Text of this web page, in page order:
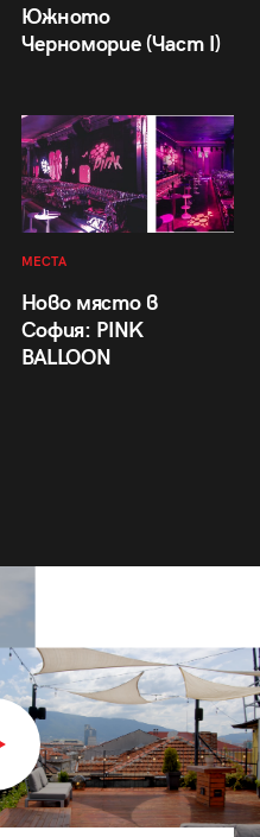
Южното
Черноморие (Част I)
МЕСТА
Ново място в
София: PINK
BALLOON